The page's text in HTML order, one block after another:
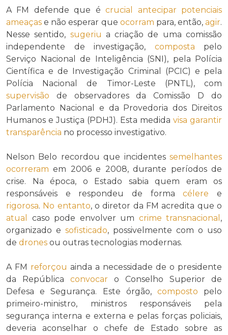
A FM defende que écrucial antecipar potenciais
ameaças e não esperar que ocorram para, então, agir.
Nesse sentido, sugeriu a criação de uma comissão
independente de investigação, composta pelo
Serviço Nacional de Inteligência (SNI), pela Polícia
Científica e de Investigação Criminal (PCIC) e pela
Polícia Nacional de Timor-Leste (PNTL), com
supervisão de observadores da Comissão D do
Parlamento Nacional e da Provedoria dos Direitos
Humanos e Justiça (PDHJ). Esta medida visa garantir
transparência no processo investigativo.
Nelson Belo recordou que incidentes semelhantes
ocorreram em 2006 e 2008, durante períodos de
crise. Na época, o Estado sabia quem eram os
responsáveis e respondeu de formacélere e
rigorosa. No entanto, o diretor da FM acredita que o
atual
caso pode envolver um crime transnacional ,
organizado e sofisticado, possivelmente com o uso
de drones ou outras tecnologias modernas.
A FM reforçou ainda a necessidade de o presidente
da República convocar o Conselho Superior de
Defesa e Segurança. Este órgão, composto pelo
primeiro-ministro, ministros responsáveis pela
segurança interna e externa e pelas forças policiais,
deveria aconselhar o chefe de Estado sobre as